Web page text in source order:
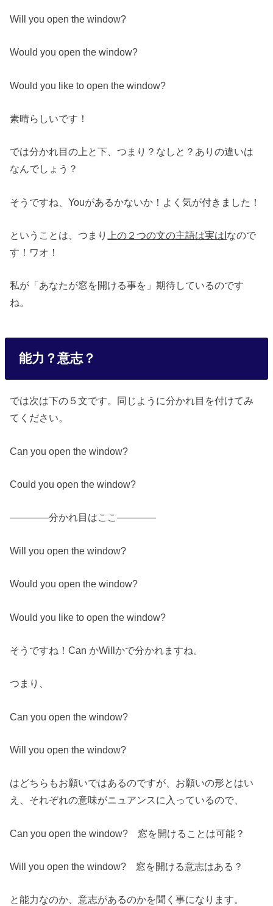
Will you open the window?
Would you open the window?
Would you like to open the window?
素晴らしいです！
では分かれ目の上と下、つまり？なしと？ありの違いは
なんでしょう？
そうですね、Youがあるかないか！よく気が付きました！
ということは、つまり 上の２つの文の主語は実はIなので
す！ワオ！
私が「あなたが窓を開ける事を」期待しているのです
ね。
能力？意志？
では次は下の５文です。同じように分かれ目を付けてみ
てください。
Can you open the window?
Could you open the window?
————分かれ目はここ————
Will you open the window?
Would you open the window?
Would you like to open the window?
そうですね！Can かWillかで分かれますね。
つまり、
Can you open the window?
Will you open the window?
はどちらもお願いではあるのですが、お願いの形とはい
え、それぞれの意味がニュアンスに入っているので、
Can you open the window? 窓を開けることは可能？
Will you open the window? 窓を開ける意志はある？
と能力なのか、意志があるのかを聞く事になります。